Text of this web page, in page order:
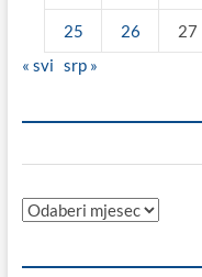
25 26 27
« svi srp »
Sve